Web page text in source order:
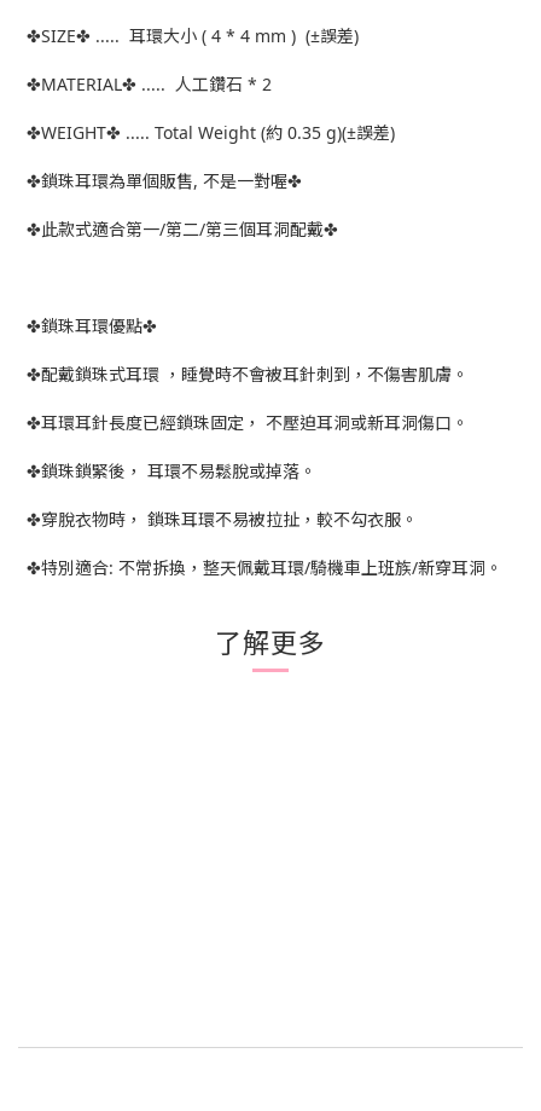
✤SIZE✤ ..... 耳環大小 ( 4 * 4 mm ) (±誤差)
✤MATERIAL✤ ..... 人工鑽石 * 2
✤WEIGHT✤ ..... Total Weight (約 0.35 g)(±誤差)
✤鎖珠耳環為單個販售, 不是一對喔✤
✤此款式適合第一/第二/第三個耳洞配戴✤
✤鎖珠耳環優點✤
✤配戴鎖珠式耳環 ，睡覺時不會被耳針刺到，不傷害肌膚。
✤耳環耳針長度已經鎖珠固定， 不壓迫耳洞或新耳洞傷口。
✤鎖珠鎖緊後， 耳環不易鬆脫或掉落。
✤穿脫衣物時， 鎖珠耳環不易被拉扯，較不勾衣服。
✤特別適合: 不常拆換，整天佩戴耳環/騎機車上班族/新穿耳洞。
了解更多